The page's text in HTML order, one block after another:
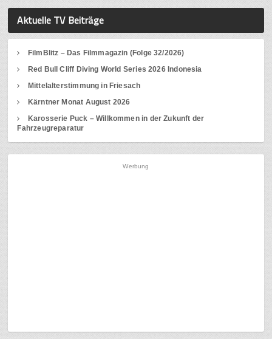
Aktuelle TV Beiträge
FilmBlitz – Das Filmmagazin (Folge 32/2026)
Red Bull Cliff Diving World Series 2026 Indonesia
Mittelalterstimmung in Friesach
Kärntner Monat August 2026
Karosserie Puck – Willkommen in der Zukunft der
Fahrzeugreparatur
Werbung